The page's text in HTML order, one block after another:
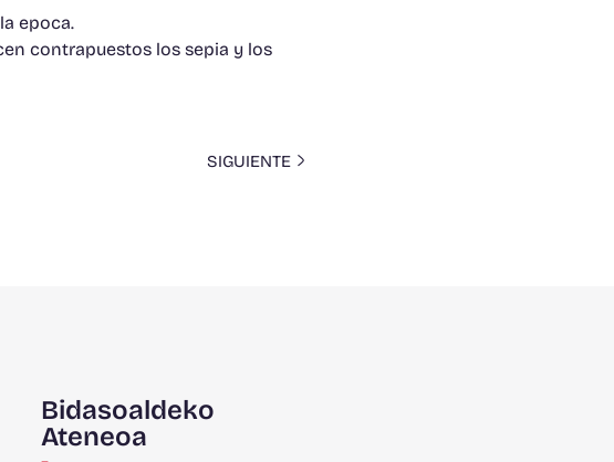
epoca.
contrapuestos los sepia y los
SIGUIENTE
Bidasoaldeko
Ateneoa